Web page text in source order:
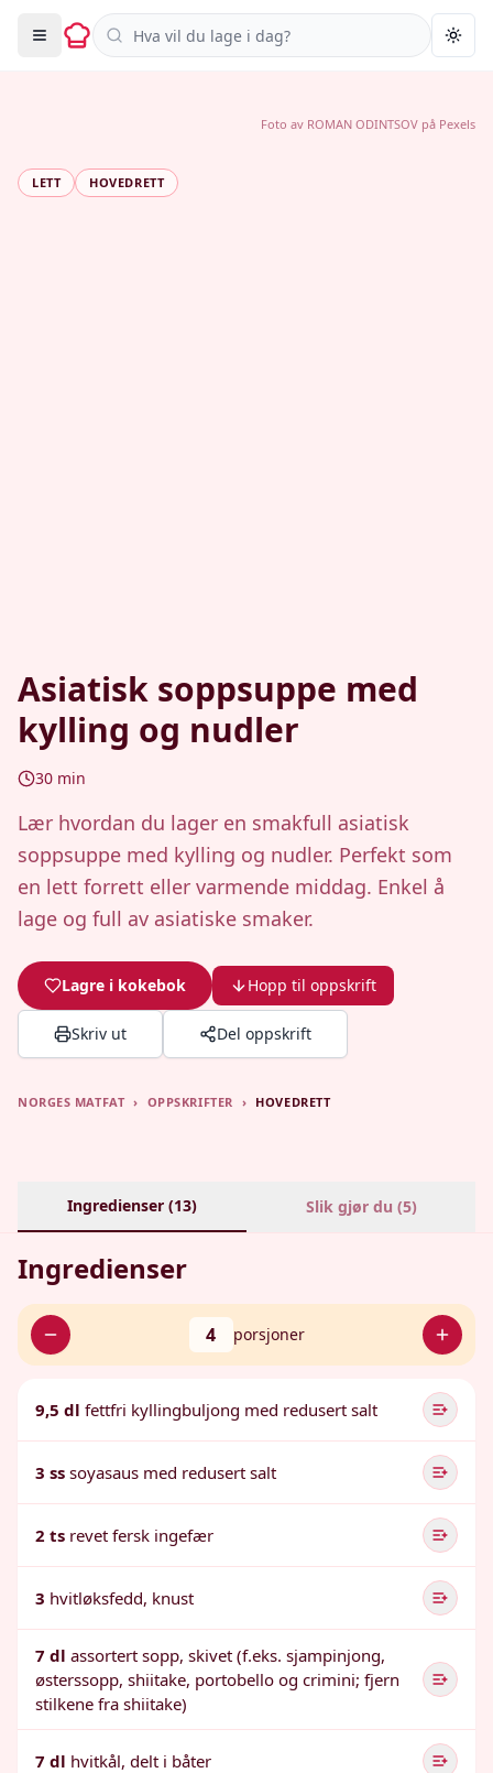
Søk i oppskrifter
LETT HOVEDRETT
Asiatisk soppsuppe med
kylling og nudler
30 min
Lær hvordan du lager en smakfull asiatisk
soppsuppe med kylling og nudler. Perfekt som
en lett forrett eller varmende middag. Enkel å
lage og full av asiatiske smaker.
Lagre i kokebok Hopp til oppskrift
Skriv ut Del oppskrift
Foto av ROMAN ODINTSOV på Pexels
NORGES MATFAT › OPPSKRIFTER › HOVEDRETT
Ingredienser (13) Slik gjør du (5)
Ingredienser
4 porsjoner
9,5 dl fettfri kyllingbuljong med redusert salt
3 ss soyasaus med redusert salt
2 ts revet fersk ingefær
3 hvitløksfedd, knust
7 dl assortert sopp, skivet (f.eks. sjampinjong,
østerssopp, shiitake, portobello og crimini; fjern
stilkene fra shiitake)
7 dl hvitkål, delt i båter